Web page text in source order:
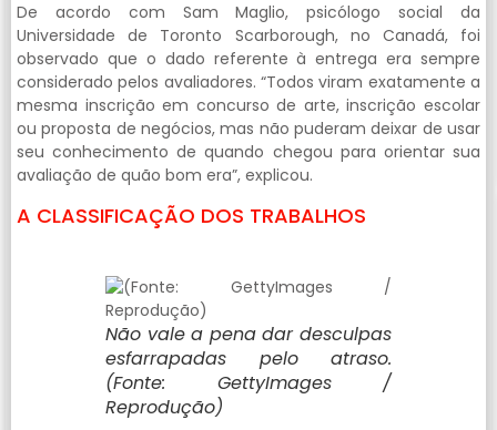
De acordo com Sam Maglio, psicólogo social da
Universidade de Toronto Scarborough, no Canadá, foi
observado que o dado referente à entrega era sempre
considerado pelos avaliadores. “Todos viram exatamente a
mesma inscrição em concurso de arte, inscrição escolar
ou proposta de negócios, mas não puderam deixar de usar
seu conhecimento de quando chegou para orientar sua
avaliação de quão bom era”, explicou.
A CLASSIFICAÇÃO DOS TRABALHOS
Não vale a pena dar desculpas
esfarrapadas pelo atraso.
(Fonte: GettyImages /
Reprodução)